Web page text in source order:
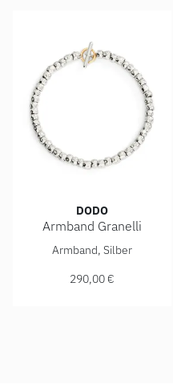
DODO
Armband Granelli
DoDo Armband Granelli,
Armband, Silber
290,00 €